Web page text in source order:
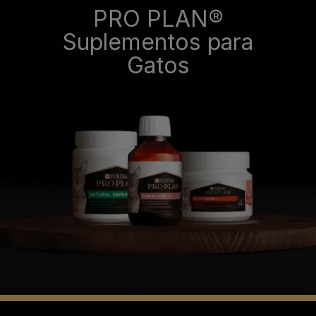
PRO PLAN®
Suplementos para
Gatos